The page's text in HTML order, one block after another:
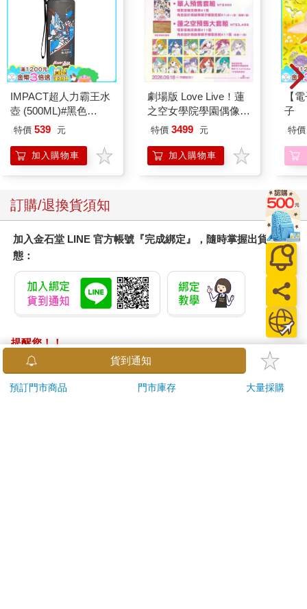
IMPACT超人力霸王水
壺 (500ML)#黑色
IMUTB01BK
特價 539 元
加入購物車
劇場版 Love Live！蓮
之空女學院學園偶像俱
樂部 Bloom Garden
組
特價 3499 元
加入購物車
【
子
特價
訂購/退換貨須知
加入金石堂 LINE 官方帳號『完成綁定』，隨時掌握出貨動
態：
提醒您！！
金石堂及銀行均不會請您操作ATM! 如接獲電話要求您前往
ATM提款機，請不要聽從指示，以免受騙上當！
貨到通知
預訂門市商品 門市庫存 大量採購